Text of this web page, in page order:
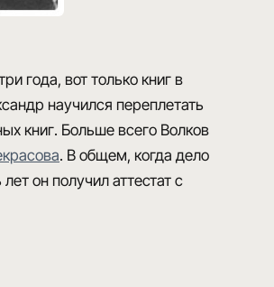
года, вот только книг в
научился переплетать
книг. Больше всего Волков
. В общем, когда дело
он получил аттестат с